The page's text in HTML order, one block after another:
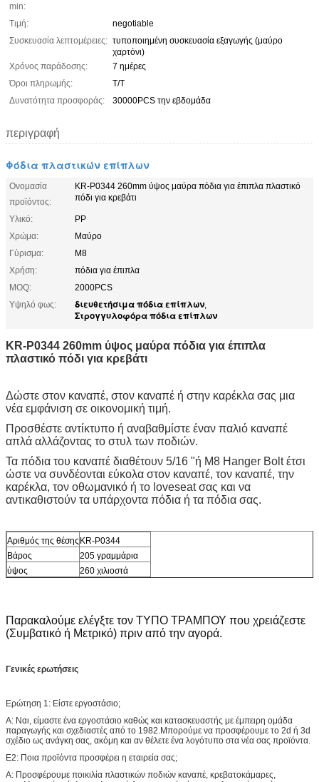
min:
Τιμή:
negotiable
Συσκευασία λεπτομέρειες: τυποποιημένη συσκευασία εξαγωγής (μαύρο
χαρτόνι)
Χρόνος παράδοσης:
7 ημέρες
Όροι πληρωμής:
Τ/Τ
Δυνατότητα προσφοράς:
30000PCS την εβδομάδα
περιγραφή
Φόδια πλαστικών επίπλων
Ονομασία
προϊόντος:
KR-P0344 260mm ύψος μαύρα πόδια για έπιπλα πλαστικό
πόδι για κρεβάτι
Υλικό:
PP
Χρώμα:
Μαύρο
Γύρισμα:
M8
Χρήση:
πόδια για έπιπλα
MOQ:
2000PCS
Υψηλό φως:
διευθετήσιμα πόδια επίπλων,
Στρογγυλοφόρα πόδια επίπλων
KR-P0344 260mm ύψος μαύρα πόδια για έπιπλα
πλαστικό πόδι για κρεβάτι
Δώστε στον καναπέ, στον καναπέ ή στην καρέκλα σας μια
νέα εμφάνιση σε οικονομική τιμή.
Προσθέστε αντίκτυπο ή αναβαθμίστε έναν παλιό καναπέ
απλά αλλάζοντας το στυλ των ποδιών.
Τα πόδια του καναπέ διαθέτουν 5/16 "ή M8 Hanger Bolt έτσι
ώστε να συνδέονται εύκολα στον καναπέ, τον καναπέ, την
καρέκλα, τον οθωμανικό ή το loveseat σας και να
αντικαθιστούν τα υπάρχοντα πόδια ή τα πόδια σας.
Αριθμός της θέσης KR-P0344
Βάρος
205 γραμμάρια
ύψος
260 χιλιοστά
Παρακαλούμε ελέγξτε τον ΤΥΠΟ ΤΡΑΜΠΟΥ που χρειάζεστε
(Συμβατικό ή Μετρικό) πριν από την αγορά.
Γενικές ερωτήσεις
Ερώτηση 1: Είστε εργοστάσιο;
Α: Ναι, είμαστε ένα εργοστάσιο καθώς και κατασκευαστής με έμπειρη ομάδα
παραγωγής και σχεδιαστές από το 1982.Μπορούμε να προσφέρουμε το 2d ή 3d
σχέδιο ως ανάγκη σας, ακόμη και αν θέλετε ένα λογότυπο στα νέα σας προϊόντα.
Ε2: Ποια προϊόντα προσφέρει η εταιρεία σας;
Α: Προσφέρουμε ποικιλία πλαστικών ποδιών καναπέ, κρεβατοκάμαρες,